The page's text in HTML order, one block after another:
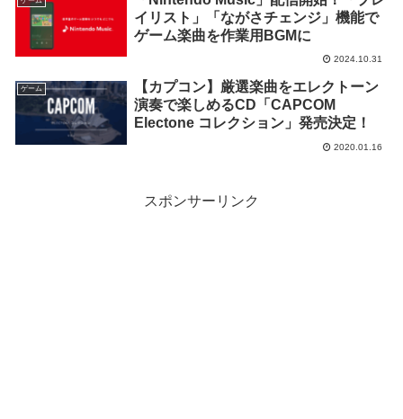
イリスト」「ながさチェンジ」機能で
ゲーム楽曲を作業用BGMに
2024.10.31
ゲーム
【カプコン】厳選楽曲をエレクトーン
演奏で楽しめるCD「CAPCOM
Electone コレクション」発売決定！
2020.01.16
スポンサーリンク